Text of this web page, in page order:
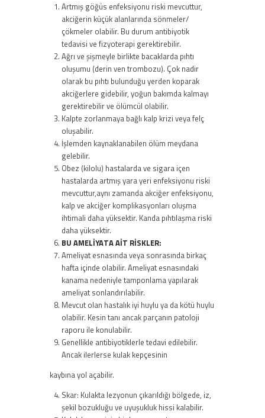
Artmış göğüs enfeksiyonu riski mevcuttur,
akciğerin küçük alanlarında sönmeler/
çökmeler olabilir. Bu durum antibiyotik
tedavisi ve fizyoterapi gerektirebilir.
Ağrı ve şişmeyle birlikte bacaklarda pıhtı
oluşumu (derin ven trombozu). Çok nadir
olarak bu pıhtı bulunduğu yerden koparak
akciğerlere gidebilir, yoğun bakımda kalmayı
gerektirebilir ve ölümcül olabilir.
Kalpte zorlanmaya bağlı kalp krizi veya felç
oluşabilir.
İşlemden kaynaklanabilen ölüm meydana
gelebilir.
Obez (kilolu) hastalarda ve sigara içen
hastalarda artmış yara yeri enfeksiyonu riski
mevcuttur,aynı zamanda akciğer enfeksiyonu,
kalp ve akciğer komplikasyonları oluşma
ihtimali daha yüksektir. Kanda pıhtılaşma riski
daha yüksektir.
BU AMELİYATA AİT RİSKLER:
Ameliyat esnasında veya sonrasında birkaç
hafta içinde olabilir. Ameliyat esnasındaki
kanama nedeniyle tamponlama yapılarak
ameliyat sonlandırılabilir.
Mevcut olan hastalık iyi huylu ya da kötü huylu
olabilir. Kesin tanı ancak parçanın patoloji
raporu ile konulabilir.
Genellikle antibiyotiklerle tedavi edilebilir.
Ancak ilerlerse kulak kepçesinin
kaybına yol açabilir.
Skar: Kulakta lezyonun çıkarıldığı bölgede, iz,
şekil bozukluğu ve uyuşukluk hissi kalabilir.